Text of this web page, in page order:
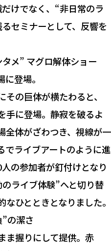
けでなく、“非日常のラ
セミナーとして、反響を
メ” マグロ解体ショー
登場。
の巨体が横たわると、
手に登場。静寂を破るよ
全体がざわつき、視線が一
でライブアートのように進
の参加者が釘付けとなり
ライブ体験”へと切り替
ひとときとなりました。
の潔さ
ま握りにして提供。赤